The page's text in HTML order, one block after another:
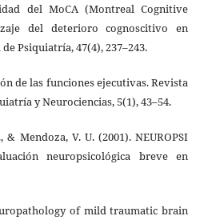
del MoCA (Montreal Cognitive
del deterioro cognoscitivo en
Psiquiatría, 47(4), 237–243.
de las funciones ejecutivas. Revista
y Neurociencias, 5(1), 43–54.
Mendoza, V. U. (2001). NEUROPSI
neuropsicológica breve en
of mild traumatic brain